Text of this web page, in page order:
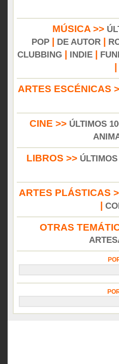
MÚSICA >>
POP
DE AUTOR
CLUBBING
INDIE
ARTES ESCÉNICAS
CINE >> ÚLTIMOS
LIBROS >>
ARTES PLÁSTICAS
OTRAS